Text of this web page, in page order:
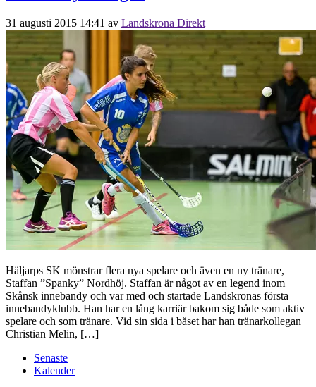
31 augusti 2015 14:41 av Landskrona Direkt
Häljarps SK mönstrar flera nya spelare och även en ny tränare,
Staffan ”Spanky” Nordhöj. Staffan är något av en legend inom
Skånsk innebandy och var med och startade Landskronas första
innebandyklubb. Han har en lång karriär bakom sig både som aktiv
spelare och som tränare. Vid sin sida i båset har han tränarkollegan
Christian Melin, […]
Senaste
Kalender